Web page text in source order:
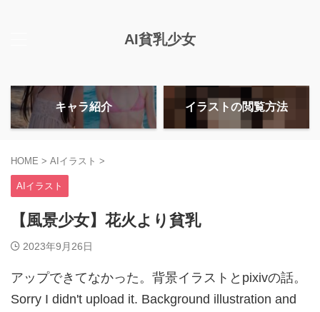
AI貧乳少女
キャラ紹介 イラストの閲覧方法
HOME > AIイラスト >
AIイラスト
【風景少女】花火より貧乳
2023年9月26日
アップできてなかった。背景イラストとpixivの話。
Sorry I didn't upload it. Background illustration and